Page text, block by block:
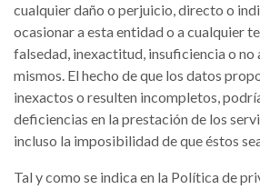
cualquier daño o perjuicio, directo o
ocasionar a esta entidad o a cualquier
falsedad, inexactitud, insuficiencia o no
mismos. El hecho de que los datos
inexactos o resulten incompletos,
deficiencias en la prestación de los
incluso la imposibilidad de que éstos
Tal y como se indica en la Política de